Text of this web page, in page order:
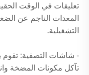
تعليقات في الوقت
المعدات الناجم عن
التشغيلية.
- شاشات التصفية: تقوم
تآكل مكونات المضخة